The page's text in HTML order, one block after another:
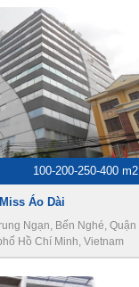
100-200-250-400 m2
Áo Dài
Ngạn, Bến Nghé, Quận
Hồ Chí Minh, Vietnam